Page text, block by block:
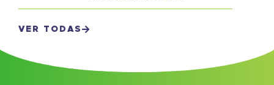
VER TODAS